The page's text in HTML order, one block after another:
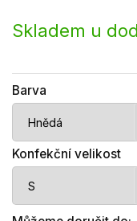
cena:
Skladem u
Barva
Konfekční velikost